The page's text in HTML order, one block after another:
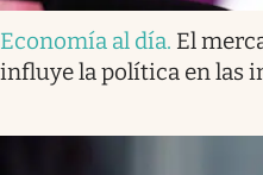
Economía al día. El
influye la política en las